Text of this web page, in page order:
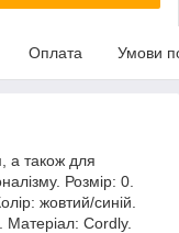
Оплата Умови
а також для
Розмір: 0.
жовтий/синій.
Cordly.